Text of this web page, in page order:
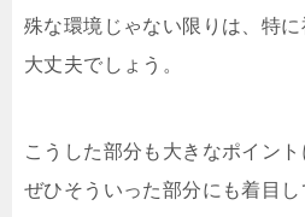
殊な環境じゃない限りは、特
大丈夫でしょう。
こうした部分も大きなポイント
ぜひそういった部分にも着目し